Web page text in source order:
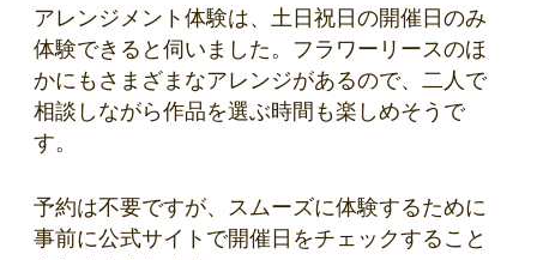
アレンジメント体験は、土日祝日の開催日のみ
体験できると伺いました。フラワーリースのほ
かにもさまざまなアレンジがあるので、二人で
相談しながら作品を選ぶ時間も楽しめそうで
す。
予約は不要ですが、スムーズに体験するために
事前に公式サイトで開催日をチェックすること